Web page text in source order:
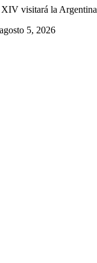
visitará la
5, 2026